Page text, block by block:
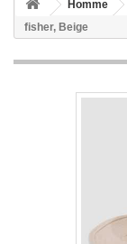
Homme
fisher, Beige